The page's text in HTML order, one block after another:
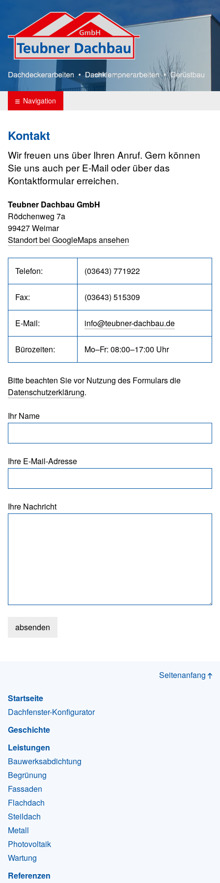
Teubner Dachbau
Navigation
Kontakt
Wir freuen uns über Ihren Anruf. Gern können
Sie uns auch per E-Mail oder über das
Kontaktformular erreichen.
Teubner Dachbau GmbH
Rödchenweg 7a
99427 Weimar
Standort bei GoogleMaps ansehen
Telefon: (03643) 771922
Fax: (03643) 515309
E-Mail: info@teubner-dachbau.de
Bürozeiten: Mo–Fr: 08:00–17:00 Uhr
Bitte beachten Sie vor Nutzung des Formulars die
Datenschutzerklärung.
Ihr Name
Ihre E-Mail-Adresse
Ihre Nachricht
Seitenanfang
Startseite
Dachfenster-Konfigurator
Geschichte
Leistungen
Bauwerksabdichtung
Begrünung
Fassaden
Flachdach
Steildach
Metall
Photovoltaik
Wartung
Referenzen